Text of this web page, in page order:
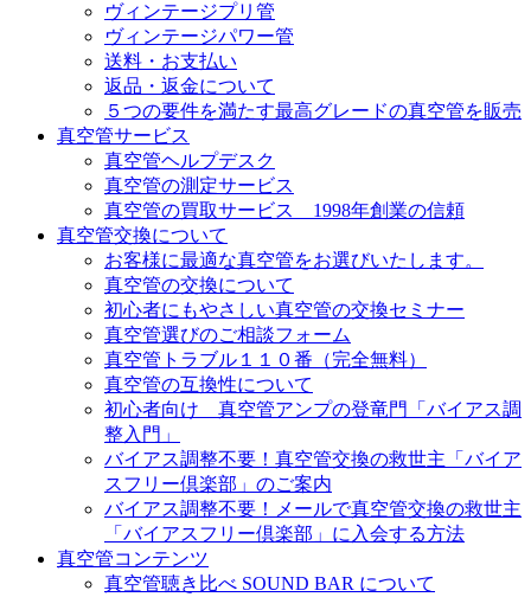
ヴィンテージプリ管
ヴィンテージパワー管
送料・お支払い
返品・返金について
５つの要件を満たす最高グレードの真空管を販売
真空管サービス
真空管ヘルプデスク
真空管の測定サービス
真空管の買取サービス 1998年創業の信頼
真空管交換について
お客様に最適な真空管をお選びいたします。
真空管の交換について
初心者にもやさしい真空管の交換セミナー
真空管選びのご相談フォーム
真空管トラブル１１０番（完全無料）
真空管の互換性について
初心者向け 真空管アンプの登竜門「バイアス調
整入門」
バイアス調整不要！真空管交換の救世主「バイア
スフリー倶楽部」のご案内
バイアス調整不要！メールで真空管交換の救世主
「バイアスフリー倶楽部」に入会する方法
真空管コンテンツ
真空管聴き比べ SOUND BAR について